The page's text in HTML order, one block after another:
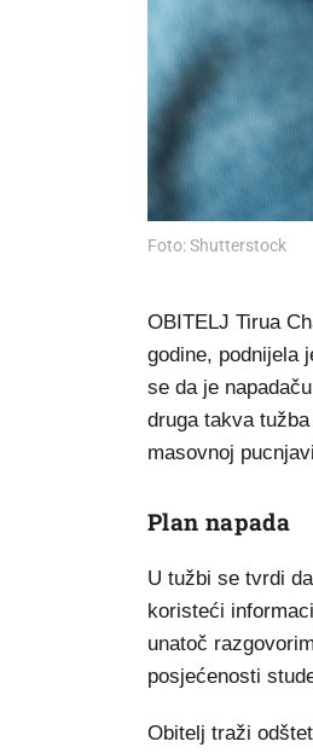
Foto: Shutterstock
OBITELJ Tirua
godine, podnijela
se da je
druga takva
masovnoj
Plan napada
U tužbi se tvrdi
koristeći
unatoč
posjećenosti
Obitelj traži